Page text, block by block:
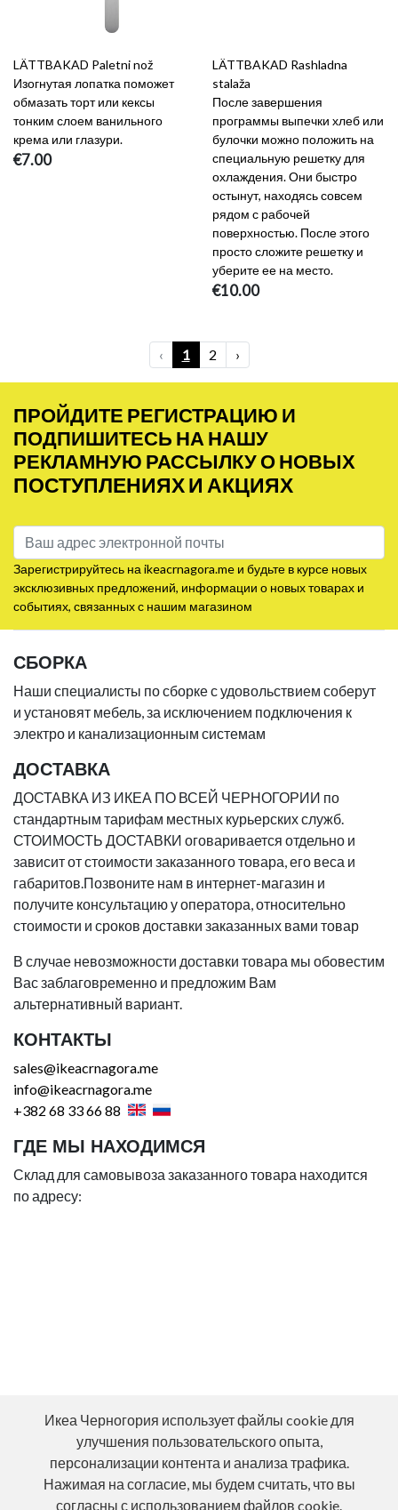
LÄTTBAKAD Paletni nož
Изогнутая лопатка поможет
обмазать торт или кексы
тонким слоем ванильного
крема или глазури.
€7.00
LÄTTBAKAD Rashladna
stalaža
После завершения
программы выпечки хлеб или
булочки можно положить на
специальную решетку для
охлаждения. Они быстро
остынут, находясь совсем
рядом с рабочей
поверхностью. После этого
просто сложите решетку и
уберите ее на место.
€10.00
‹ 1 2 ›
ПРОЙДИТЕ РЕГИСТРАЦИЮ И
ПОДПИШИТЕСЬ НА НАШУ
РЕКЛАМНУЮ РАССЫЛКУ О НОВЫХ
ПОСТУПЛЕНИЯХ И АКЦИЯХ
Зарегистрируйтесь на ikeacrnagora.me и будьте в курсе новых
эксклюзивных предложений, информации о новых товарах и
событиях, связанных с нашим магазином
СБОРКА
Наши специалисты по сборке с удовольствием соберут
и установят мебель, за исключением подключения к
электро и канализационным системам
ДОСТАВКА
ДОСТАВКА ИЗ ИКЕА ПО ВСЕЙ ЧЕРНОГОРИИ по
стандартным тарифам местных курьерских служб.
СТОИМОСТЬ ДОСТАВКИ оговаривается отдельно и
зависит от стоимости заказанного товара, его веса и
габаритов.Позвоните нам в интернет-магазин и
получите консультацию у оператора, относительно
стоимости и сроков доставки заказанных вами товар
В случае невозможности доставки товара мы обовестим
Вас заблаговременно и предложим Вам
альтернативный вариант.
КОНТАКТЫ
sales@ikeacrnagora.me
info@ikeacrnagora.me
+382 68 33 66 88
ГДЕ МЫ НАХОДИМСЯ
Склад для самовывоза заказанного товара находится
по адресу:
Икеа Черногория использует файлы cookie для
улучшения пользовательского опыта,
персонализации контента и анализа трафика.
Нажимая на согласие, мы будем считать, что вы
согласны с использованием файлов cookie.